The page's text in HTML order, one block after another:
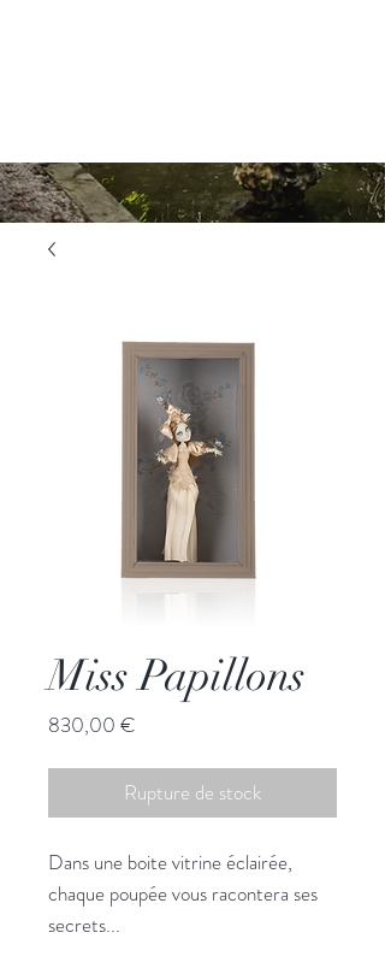
Miss Papillons
830,00 €
Rupture de stock
Dans une boite vitrine éclairée,
chaque poupée vous racontera ses
secrets...